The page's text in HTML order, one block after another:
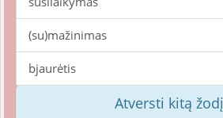
(su)mažinimas
bjaurėtis
Atversti kitą žodį